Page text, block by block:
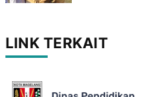
LINK TERKAIT